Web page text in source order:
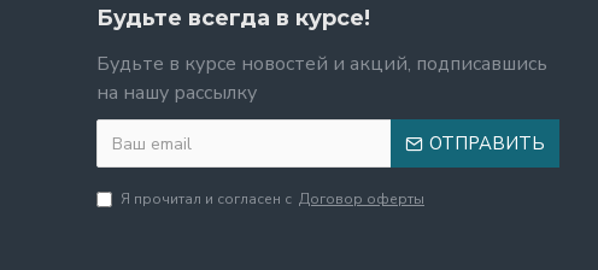
Будьте всегда в курсе!
Будьте в курсе новостей и акций, подписавшись
на нашу рассылку
ОТПРАВИТЬ
Я прочитал и согласен с Договор оферты